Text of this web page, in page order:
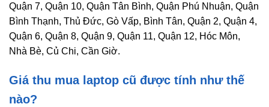
Quận 7, Quận 10, Quận Tân Bình, Quận Phú Nhuận, Quận
Bình Thạnh, Thủ Đức, Gò Vấp, Bình Tân, Quận 2, Quận 4,
Quận 6, Quận 8, Quận 9, Quận 11, Quận 12, Hóc Môn,
Nhà Bè, Củ Chi, Cần Giờ.
Giá thu mua laptop cũ được tính như thế
nào?